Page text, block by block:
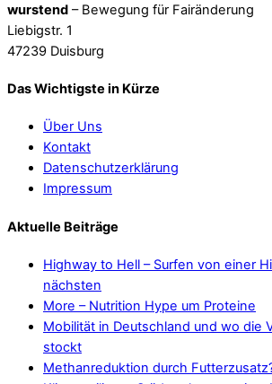
wurstend – Bewegung für Fairänderung
Liebigstr. 1
47239 Duisburg
Das Wichtigste in Kürze
Über Uns
Kontakt
Datenschutzerklärung
Impressum
Aktuelle Beiträge
Highway to Hell – Surfen von einer
nächsten
More – Nutrition Hype um Proteine
Mobilität in Deutschland und wo die
stockt
Methanreduktion durch